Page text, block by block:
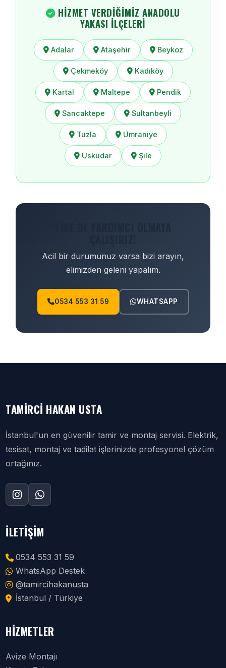
HIZMET VERDIĞIMIZ ANADOLU
YAKASI İLÇELERI
Adalar Ataşehir Beykoz
Çekmeköy Kadıköy
Kartal Maltepe Pendik
Sancaktepe Sultanbeyli
Tuzla Ümraniye
Üsküdar Şile
Acil bir durumunuz varsa bizi arayın,
elimizden geleni yapalım.
0534 553 31 59 WHATSAPP
TAMIRCI HAKAN USTA
İstanbul'un en güvenilir tamir ve montaj servisi. Elektrik,
tesisat, montaj ve tadilat işlerinizde profesyonel çözüm
ortağınız.
İLETIŞIM
0534 553 31 59
WhatsApp Destek
@tamircihakanusta
İstanbul / Türkiye
HIZMETLER
Avize Montajı